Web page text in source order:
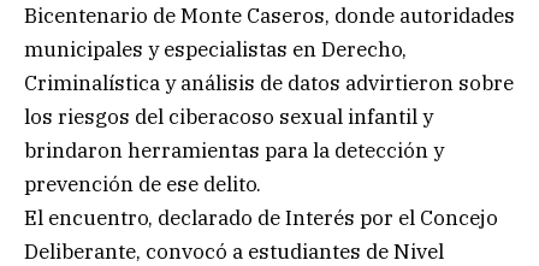
Bicentenario de Monte Caseros, donde autoridades
municipales y especialistas en Derecho,
Criminalística y análisis de datos advirtieron sobre
los riesgos del ciberacoso sexual infantil y
brindaron herramientas para la detección y
prevención de ese delito.
El encuentro, declarado de Interés por el Concejo
Deliberante, convocó a estudiantes de Nivel